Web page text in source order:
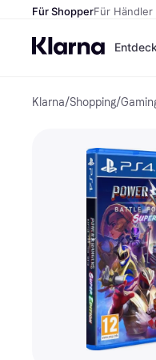
Für ShopperFür Händler
Klarna/Shopping/